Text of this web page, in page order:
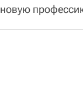
новую